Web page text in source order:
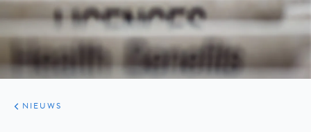
ARTIKELEN
HET
KORT
NIEUWS